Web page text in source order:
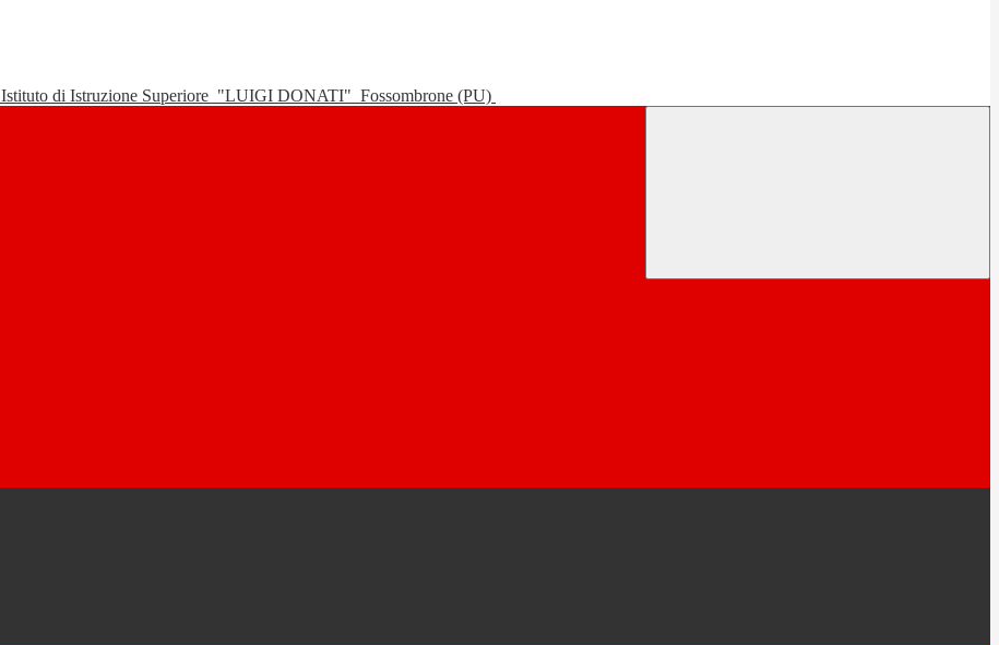
Istituto di Istruzione Superiore "LUIGI DONATI" Fossombrone (PU)